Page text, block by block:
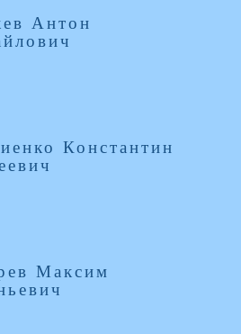
Антон
Константин
Максим